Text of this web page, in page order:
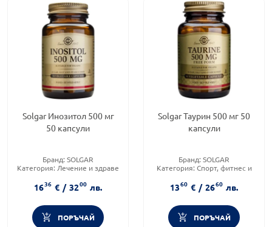
Solgar Инозитол 500 мг
50 капсули
Бранд: SOLGAR
Категория: Лечение и здраве
1636 € / 3200 лв.
ПОРЪЧАЙ
Solgar Таурин 500 мг 50
капсули
Бранд: SOLGAR
Категория: Спорт, фитнес и
Форма на продукта: капсули
1360 € / 2660 лв.
ПОРЪЧАЙ